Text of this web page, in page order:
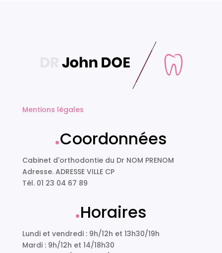
Mentions légales
.Coordonnées
Cabinet d'orthodontie du Dr NOM PRENOM
Adresse. ADRESSE VILLE CP
Tél. 01 23 04 67 89
.Horaires
Lundi et vendredi : 9h/12h et 13h30/19h
Mardi : 9h/12h et 14/18h30